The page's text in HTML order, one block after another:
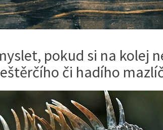
pokud si na kolej
či hadího